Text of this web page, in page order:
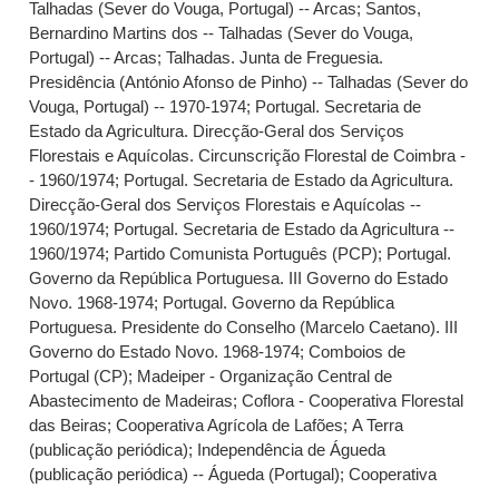
Talhadas (Sever do Vouga, Portugal) -- Arcas; Santos,
Bernardino Martins dos -- Talhadas (Sever do Vouga,
Portugal) -- Arcas;Talhadas. Junta de Freguesia.
Presidência (António Afonso de Pinho) -- Talhadas (Sever do
Vouga, Portugal) -- 1970-1974; Portugal. Secretaria de
Estado da Agricultura. Direcção-Geral dos Serviços
Florestais e Aquícolas. Circunscrição Florestal de Coimbra -
- 1960/1974; Portugal. Secretaria de Estado da Agricultura.
Direcção-Geral dos Serviços Florestais e Aquícolas --
1960/1974; Portugal. Secretaria de Estado da Agricultura --
1960/1974; Partido Comunista Português (PCP); Portugal.
Governo da República Portuguesa. III Governo do Estado
Novo. 1968-1974; Portugal. Governo da República
Portuguesa. Presidente do Conselho (Marcelo Caetano). III
Governo do Estado Novo. 1968-1974;Comboios de
Portugal (CP); Madeiper - Organização Central de
Abastecimento de Madeiras;Coflora - Cooperativa Florestal
das Beiras;Cooperativa Agrícola de Lafões;A Terra
(publicação periódica); Independência de Águeda
(publicação periódica) -- Águeda (Portugal);Cooperativa